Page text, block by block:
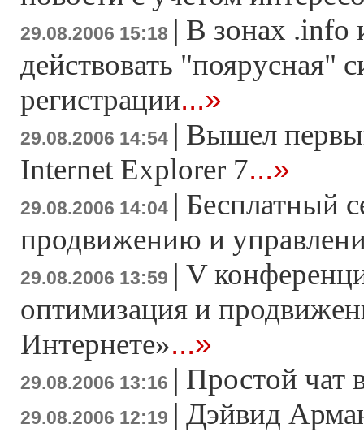
29.08.2006 15:18 | В зонах .info
действовать "поярусная"
регистрации...»
29.08.2006 14:54 | Вышел
Internet Explorer 7...»
29.08.2006 14:04 | Бесплатный
продвижению и
29.08.2006 13:59 | V
оптимизация и
Интернете»...»
29.08.2006 13:16 | Простой чат
29.08.2006 12:19 | Дэйвид